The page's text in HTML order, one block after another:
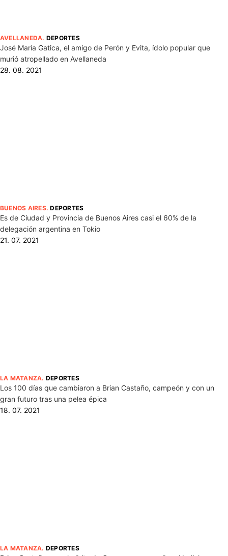
AVELLANEDA. DEPORTES
José María Gatica, el amigo de Perón y Evita, ídolo popular que
murió atropellado en Avellaneda
28. 08. 2021
BUENOS AIRES.DEPORTES
Es de Ciudad y Provincia de Buenos Aires casi el 60% de la
delegación argentina en Tokio
21. 07. 2021
LA MATANZA. DEPORTES
Los 100 días que cambiaron a Brian Castaño, campeón y con un
gran futuro tras una pelea épica
18. 07. 2021
LA MATANZA. DEPORTES